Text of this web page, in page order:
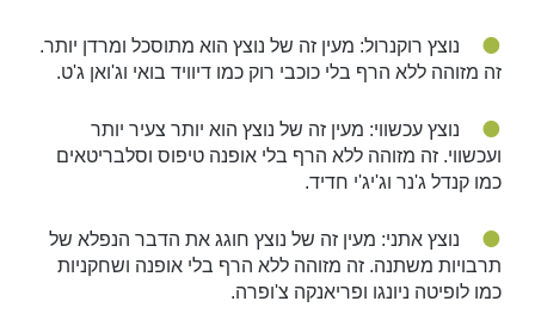
נוצץ רוקנרול: מעין זה של נוצץ הוא מתוסכל ומרדן יותר.
זה מזוהה ללא הרף בלי כוכבי רוק כמו דיוויד בואי וג'ואן ג'ט.
נוצץ עכשווי: מעין זה של נוצץ הוא יותר צעיר יותר
ועכשווי. זה מזוהה ללא הרף בלי אופנה טיפוס וסלבריטאים
כמו קנדל ג'נר וג'יג'י חדיד.
נוצץ אתני: מעין זה של נוצץ חוגג את הדבר הנפלא של
תרבויות משתנה. זה מזוהה ללא הרף בלי אופנה ושחקניות
כמו לופיטה ניונגו ופריאנקה צ'ופרה.